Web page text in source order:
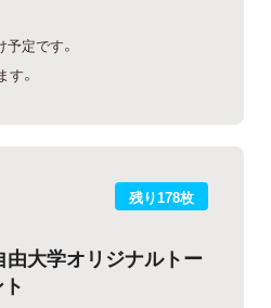
定です。
。
残り178枚
大学オリジナルトー